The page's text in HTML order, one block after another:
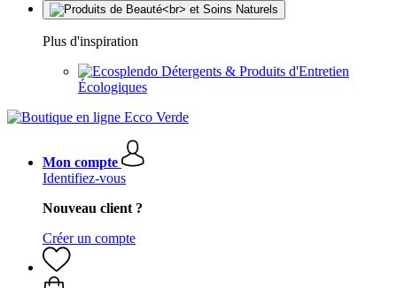
Plus d'inspiration
Détergents & Produits d'Entretien
Écologiques
Mon compte
Identifiez-vous
Nouveau client ?
Créer un compte